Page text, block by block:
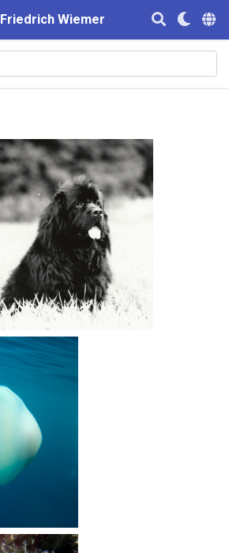
Friedrich Wiemer